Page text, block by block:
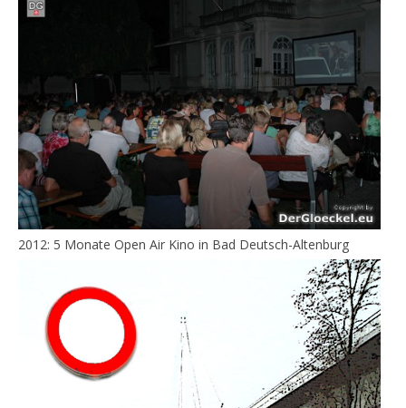
2012: 5 Monate Open Air Kino in Bad Deutsch-Altenburg